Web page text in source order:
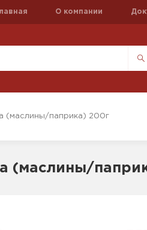
О компании
(маслины/паприка) 200г
(маслины/